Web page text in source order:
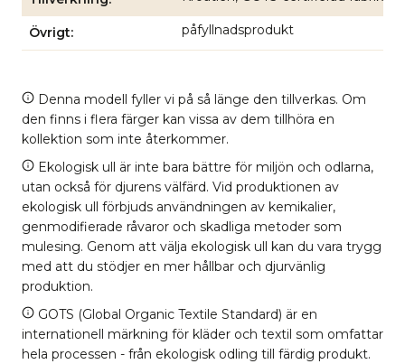
Övrigt påfyllnadsprodukt
Denna modell fyller vi på så länge den tillverkas. Om
den finns i flera färger kan vissa av dem tillhöra en
kollektion som inte återkommer.
Ekologisk ull är inte bara bättre för miljön och odlarna,
utan också för djurens välfärd. Vid produktionen av
ekologisk ull förbjuds användningen av kemikalier,
genmodifierade råvaror och skadliga metoder som
mulesing. Genom att välja ekologisk ull kan du vara trygg
med att du stödjer en mer hållbar och djurvänlig
produktion.
GOTS (Global Organic Textile Standard) är en
internationell märkning för kläder och textil som omfattar
hela processen - från ekologisk odling till färdig produkt.